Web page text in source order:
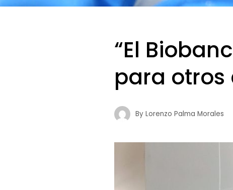
“El
para otros
ByLorenzo Palma Morales